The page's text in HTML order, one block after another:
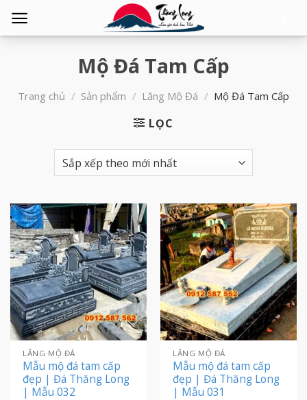
Mộ Đá Tam Cấp
Trang chủ / Sản phẩm / Lăng Mộ Đá / Mộ Đá Tam Cấp
LỌC
LĂNG MỘ ĐÁ
Mẫu mộ đá tam cấp
đẹp | Đá Thăng Long
| Mẫu 032
LĂNG MỘ ĐÁ
Mẫu mộ đá tam cấp
đẹp | Đá Thăng Long
| Mẫu 031